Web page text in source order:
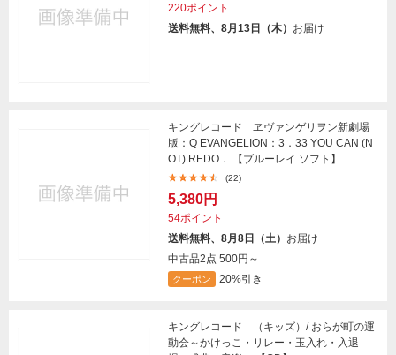
220ポイント
送料無料、8月13日（木） お届け
キングレコード ヱヴァンゲリヲン新劇場
版：Q EVANGELION：3．33 YOU CAN (N
OT) REDO． 【ブルーレイ ソフト】
(22)
5,380円
54ポイント
送料無料、8月8日（土） お届け
中古品2点 500円～
クーポン 20%引き
キングレコード （キッズ）/ おらが町の運
動会～かけっこ・リレー・玉入れ・入退